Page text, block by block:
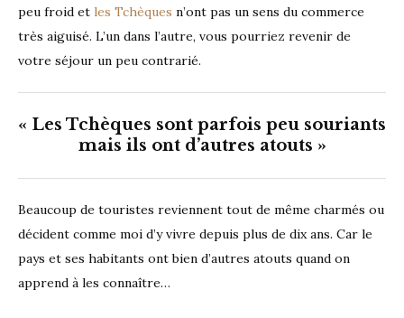
peu froid et les Tchèques n’ont pas un sens du commerce
très aiguisé. L’un dans l’autre, vous pourriez revenir de
votre séjour un peu contrarié.
« Les Tchèques sont parfois peu souriants
mais ils ont d’autres atouts »
Beaucoup de touristes reviennent tout de même charmés ou
décident comme moi d’y vivre depuis plus de dix ans. Car le
pays et ses habitants ont bien d’autres atouts quand on
apprend à les connaître…